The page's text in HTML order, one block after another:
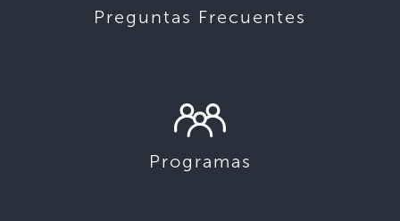
Preguntas Frecuentes
Programas